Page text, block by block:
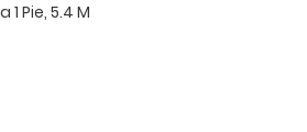
Pie, 5.4 M